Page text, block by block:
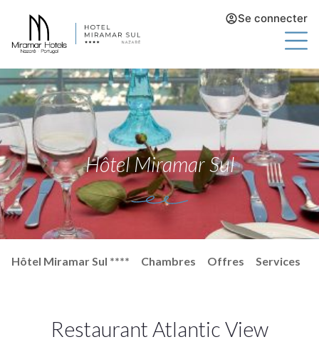
Se connecter
Hôtel Miramar Sul
Hôtel Miramar Sul **** Chambres Offres Services
Restaurant Atlantic View